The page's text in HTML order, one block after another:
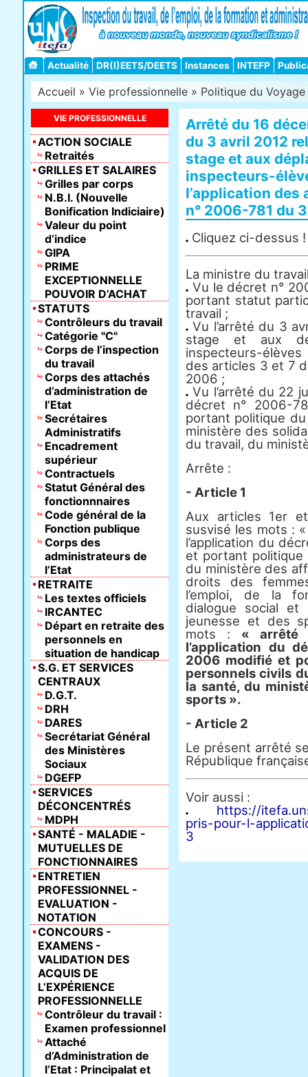
Actualité DR(I)EETS/DEETS Instances INTEFP
Accueil » Vie professionnelle » Politique du
Arrêté du 16
du 3 avril 2012
stage et aux
inspecteurs-
l’application des
n° 2006-781 du
Cliquez ci-dessus !
La ministre du
Vu le décret n°
portant statut
travail ;
Vu l’arrêté du 3
stage et aux
inspecteurs-
des articles 3 et 7
2006 ;
Vu l’arrêté du 22
décret n° 2006-
portant politique
ministère des
du travail, du
Arrête :
- Article 1
Aux articles 1er
susvisé les mots :
l’application du
et portant politique
du ministère des
droits des
l’emploi, de la
dialogue social
jeunesse et des
mots : « arrêté
l’application du
2006 modifié et
personnels civils
la santé, du
sports ».
- Article 2
Le présent arrêté
République
Voir aussi :
https://
pris-pour-l-
3
VIE PROFESSIONNELLE
ACTION SOCIALE
Retraités
GRILLES ET SALAIRES
Grilles par corps
N.B.I. (Nouvelle
Bonification Indiciaire)
Valeur du point
d’indice
GIPA
PRIME
EXCEPTIONNELLE
POUVOIR D’ACHAT
STATUTS
Contrôleurs du travail
Catégorie "C"
Corps de l’inspection
du travail
Corps des attachés
d’administration de
l’Etat
Secrétaires
Administratifs
Encadrement
supérieur
Contractuels
Statut Général des
fonctionnnaires
Code général de la
Fonction publique
Corps des
administrateurs de
l’Etat
RETRAITE
Les textes officiels
IRCANTEC
Départ en retraite des
personnels en
situation de handicap
S.G. ET SERVICES
CENTRAUX
D.G.T.
DRH
DARES
Secrétariat Général
des Ministères
Sociaux
DGEFP
SERVICES
DÉCONCENTRÉS
MDPH
SANTÉ - MALADIE -
MUTUELLES DE
FONCTIONNAIRES
ENTRETIEN
PROFESSIONNEL -
EVALUATION -
NOTATION
CONCOURS -
EXAMENS -
VALIDATION DES
ACQUIS DE
L’EXPÉRIENCE
PROFESSIONNELLE
Contrôleur du travail :
Examen professionnel
Attaché
d’Administration de
l’Etat : Principalat et